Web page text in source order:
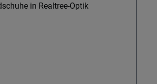
in Realtree-Optik